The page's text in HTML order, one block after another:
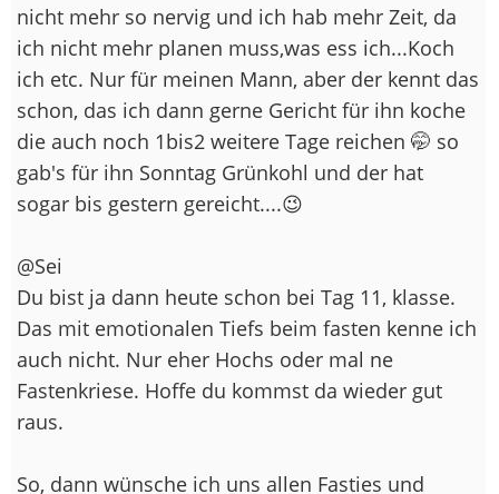
nicht mehr so nervig und ich hab mehr Zeit, da
ich nicht mehr planen muss,was ess ich...Koch
ich etc. Nur für meinen Mann, aber der kennt das
schon, das ich dann gerne Gericht für ihn koche
die auch noch 1bis2 weitere Tage reichen 🤭 so
gab's für ihn Sonntag Grünkohl und der hat
sogar bis gestern gereicht....😉
@Sei
Du bist ja dann heute schon bei Tag 11, klasse.
Das mit emotionalen Tiefs beim fasten kenne ich
auch nicht. Nur eher Hochs oder mal ne
Fastenkriese. Hoffe du kommst da wieder gut
raus.
So, dann wünsche ich uns allen Fasties und